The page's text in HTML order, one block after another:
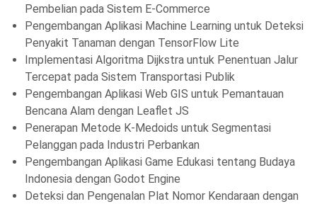
Pembelian pada Sistem E-Commerce
Pengembangan Aplikasi Machine Learning untuk Deteksi
Penyakit Tanaman dengan TensorFlow Lite
Implementasi Algoritma Dijkstra untuk Penentuan Jalur
Tercepat pada Sistem Transportasi Publik
Pengembangan Aplikasi Web GIS untuk Pemantauan
Bencana Alam dengan Leaflet JS
Penerapan Metode K-Medoids untuk Segmentasi
Pelanggan pada Industri Perbankan
Pengembangan Aplikasi Game Edukasi tentang Budaya
Indonesia dengan Godot Engine
Deteksi dan Pengenalan Plat Nomor Kendaraan dengan